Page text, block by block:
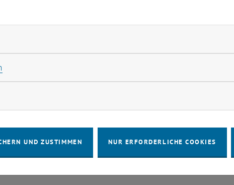
IMPRESSUM
Cookies zulassen
UND ZUSTIMMEN NUR ERFORDERLICHE COOKIES